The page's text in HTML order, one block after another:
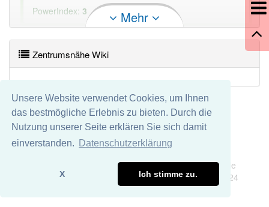
Unsere Website verwendet Cookies, um Ihnen
das bestmögliche Erlebnis zu bieten. Durch die
Nutzung unserer Seite erklären Sie sich damit
einverstanden.
Datenschutzerklärung
X Ich stimme zu.
PowerIndex: 3
Häufigkeit: 4 von 10
Wörter mit Endung -zentrumsnähe aber mit einem
anderen Artikeldie: 0
91% unserer Spielapp-Nutzer haben den Artikel
Mehr
Zentrumsnähe Wiki
Wir übernehmen keine Garantie und keine Haftung für die
Richtigkeit und Vollständigkeit dieser Seite. DDDEasy 2024